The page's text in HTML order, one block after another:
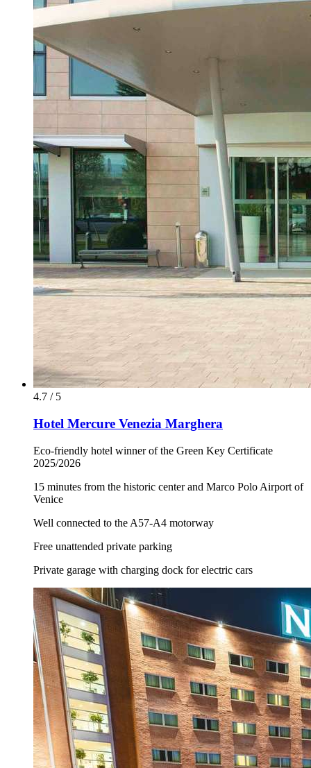
4.7 / 5
Hotel Mercure Venezia Marghera
Eco-friendly hotel winner of the Green Key Certificate
2025/2026
15 minutes from the historic center and Marco Polo Airport of
Venice
Well connected to the A57-A4 motorway
Free unattended private parking
Private garage with charging dock for electric cars